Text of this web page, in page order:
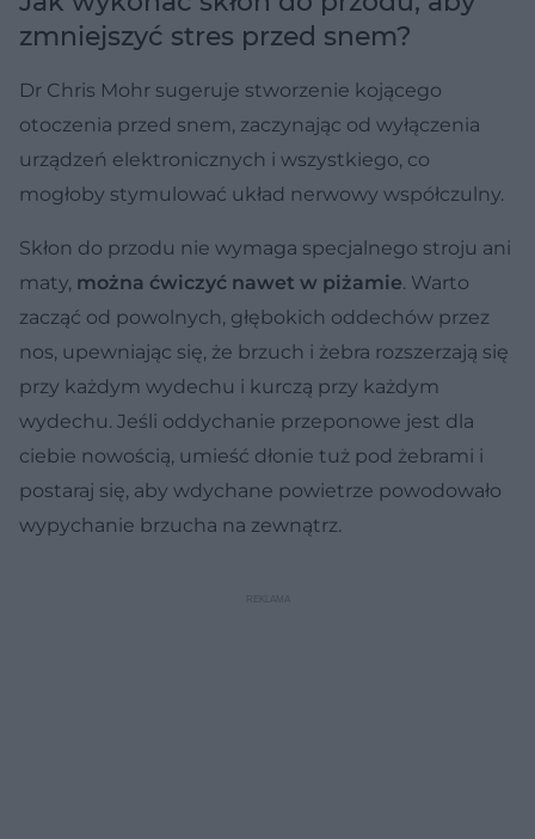
zmniejszyć stres przed snem?
Dr Chris Mohr sugeruje stworzenie kojącego
otoczenia przed snem, zaczynając od wyłączenia
urządzeń elektronicznych i wszystkiego, co
mogłoby stymulować układ nerwowy współczulny.
Skłon do przodu nie wymaga specjalnego stroju ani
maty, można ćwiczyć nawet w piżamie. Warto
zacząć od powolnych, głębokich oddechów przez
nos, upewniając się, że brzuch i żebra rozszerzają się
przy każdym wydechu i kurczą przy każdym
wydechu. Jeśli oddychanie przeponowe jest dla
ciebie nowością, umieść dłonie tuż pod żebrami i
postaraj się, aby wdychane powietrze powodowało
wypychanie brzucha na zewnątrz.